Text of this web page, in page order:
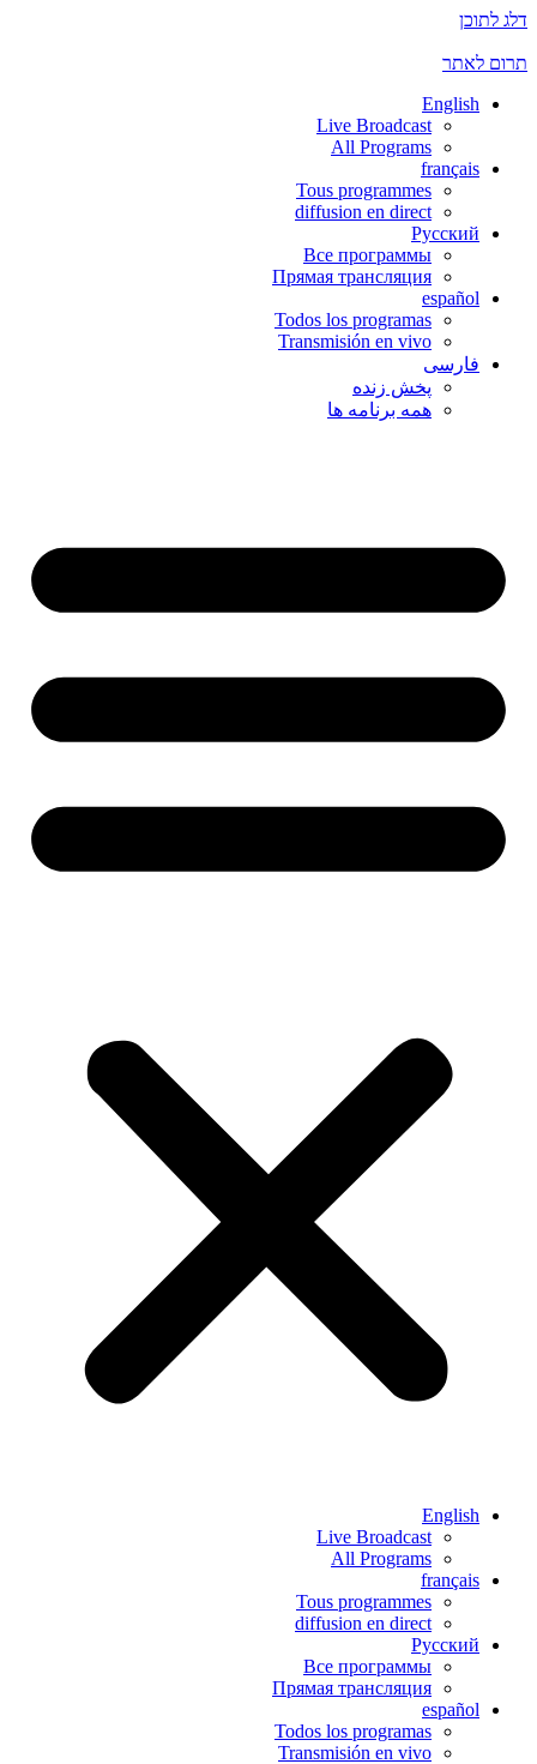
דלג לתוכן
תרום לאתר
English
Live Broadcast
All Programs
français
Tous programmes
diffusion en direct
Русский
Все программы
Прямая трансляция
español
Todos los programas
Transmisión en vivo
فارسی
پخش زنده
همه برنامه ها
English
Live Broadcast
All Programs
français
Tous programmes
diffusion en direct
Русский
Все программы
Прямая трансляция
español
Todos los programas
Transmisión en vivo